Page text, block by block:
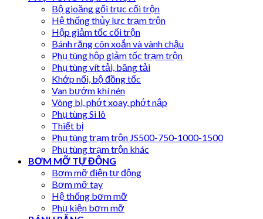
Bộ gioăng gối trục cối trộn
Hệ thống thủy lực trạm trộn
Hộp giảm tốc cối trộn
Bánh răng côn xoắn và vành chậu
Phụ tùng hộp giảm tốc trạm trộn
Phụ tùng vít tải, băng tải
Khớp nối, bộ đồng tốc
Van bướm khí nén
Vòng bi, phớt xoay, phớt nắp
Phụ tùng Si lô
Thiết bị
Phụ tùng trạm trộn JS500-750-1000-1500
Phụ tùng trạm trộn khác
BƠM MỠ TỰ ĐỘNG
Bơm mỡ điện tự động
Bơm mỡ tay
Hệ thống bơm mỡ
Phụ kiện bơm mỡ